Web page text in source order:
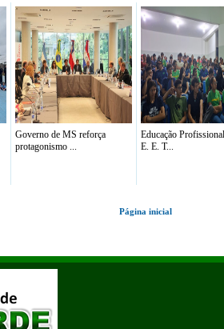
Governo de MS reforça
protagonismo ...
Educação
E. E. T...
Página inicial